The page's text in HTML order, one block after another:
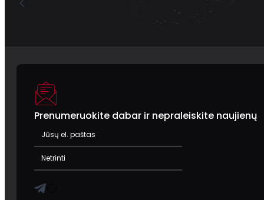
Prenumeruokite dabar ir nepraleiskite naujienų